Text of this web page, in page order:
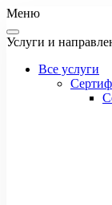
Меню
Услуги и
Все услуги